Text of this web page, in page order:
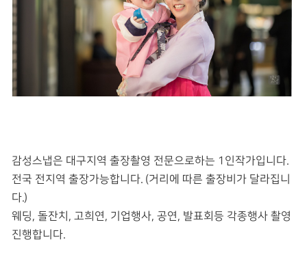
감성스냅은 대구지역 출장촬영 전문으로하는 1인작가입니다.
전국 전지역 출장가능합니다. (거리에 따른 출장비가 달라집니
다.)
웨딩, 돌잔치, 고희연, 기업행사, 공연, 발표회등 각종행사 촬영
진행합니다.